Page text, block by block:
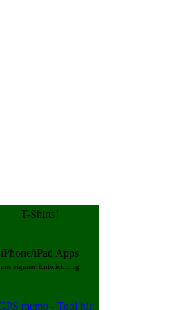
T-Shirts!
iPhone/iPad Apps
aus eigener Entwicklung